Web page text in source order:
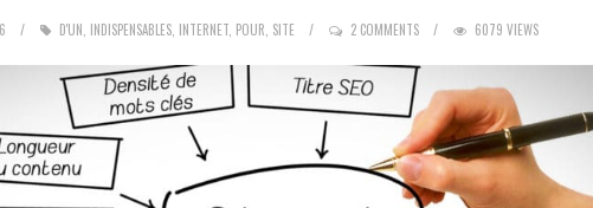
D'UN INDISPENSABLES, INTERNET, POUR SITE 2 COMMENTS 6079 VIEWS